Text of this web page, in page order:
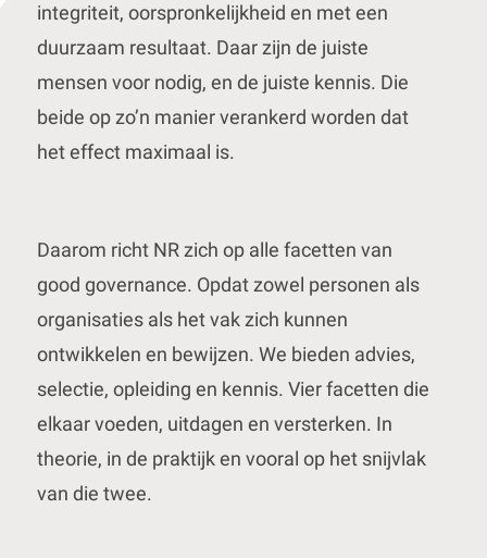
integriteit, oorspronkelijkheid en met een
duurzaam resultaat. Daar zijn de juiste
mensen voor nodig, en de juiste kennis. Die
beide op zo’n manier verankerd worden dat
het effect maximaal is.
Daarom richt NR zich op alle facetten van
good governance. Opdat zowel personen als
organisaties als het vak zich kunnen
ontwikkelen en bewijzen. We bieden advies,
selectie, opleiding en kennis. Vier facetten die
elkaar voeden, uitdagen en versterken. In
theorie, in de praktijk en vooral op het snijvlak
van die twee.